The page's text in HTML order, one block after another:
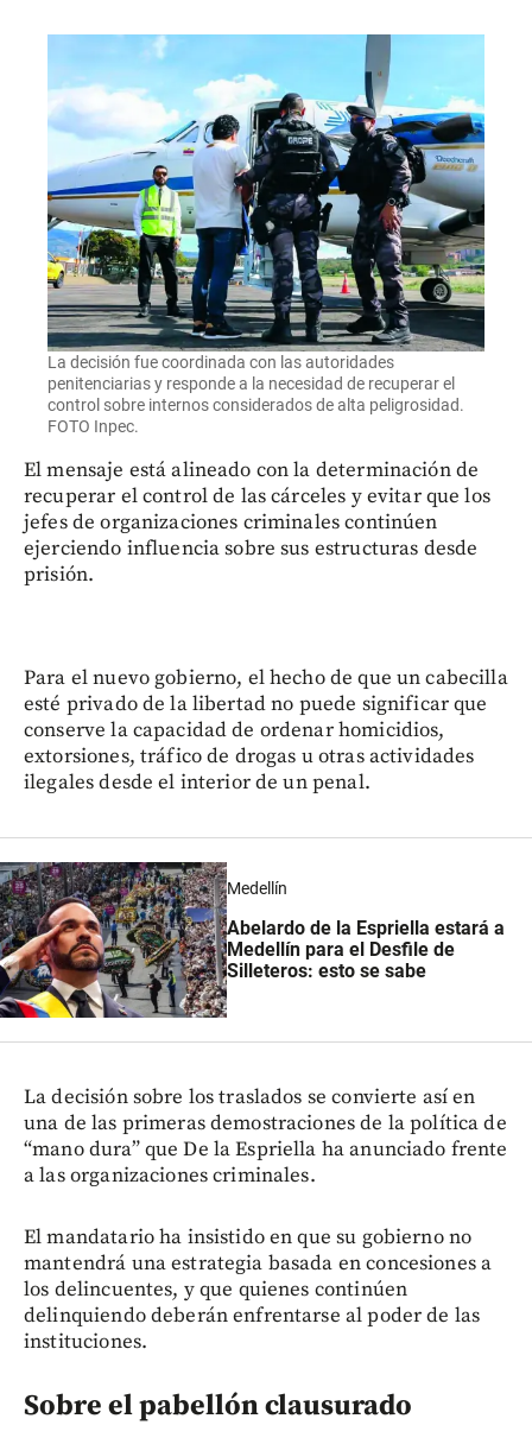
La decisión fue coordinada con las autoridades
penitenciarias y responde a la necesidad de recuperar el
control sobre internos considerados de alta peligrosidad.
FOTO Inpec.
El mensaje está alineado con la determinación de
recuperar el control de las cárceles y evitar que los
jefes de organizaciones criminales continúen
ejerciendo influencia sobre sus estructuras desde
prisión.
Para el nuevo gobierno, el hecho de que un cabecilla
esté privado de la libertad no puede significar que
conserve la capacidad de ordenar homicidios,
extorsiones, tráfico de drogas u otras actividades
ilegales desde el interior de un penal.
Medellín
Abelardo de la Espriella estará a
Medellín para el Desfile de
Silleteros: esto se sabe
La decisión sobre los traslados se convierte así en
una de las primeras demostraciones de la política de
“mano dura” que De la Espriella ha anunciado frente
a las organizaciones criminales.
El mandatario ha insistido en que su gobierno no
mantendrá una estrategia basada en concesiones a
los delincuentes, y que quienes continúen
delinquiendo deberán enfrentarse al poder de las
instituciones.
Sobre el pabellón clausurado